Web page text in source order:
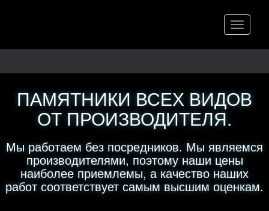
Меню
ПАМЯТНИКИ ВСЕХ ВИДОВ
ОТ ПРОИЗВОДИТЕЛЯ.
Мы работаем без посредников. Мы являемся
производителями, поэтому наши цены
наиболее приемлемы, а качество наших
работ соответствует самым высшим оценкам.